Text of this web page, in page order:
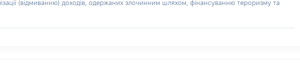
(відмиванню) доходів, одержаних злочинним шляхом, фінансуванню тероризму та